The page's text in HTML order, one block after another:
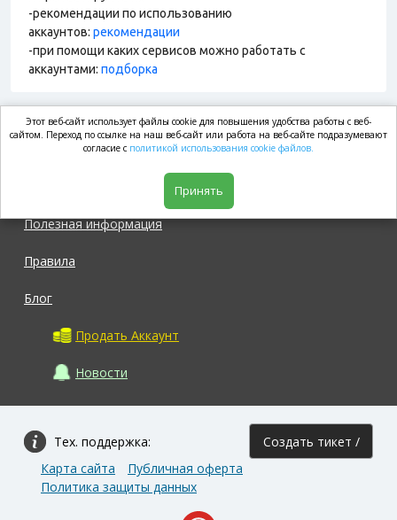
-рекомендации по использованию
аккаунтов: рекомендации
-при помощи каких сервисов можно работать с
аккаунтами: подборка
market.com
Полезная информация
Правила
Блог
Продать Аккаунт
Новости
Тех. поддержка: Создать тикет /
Карта сайта
Публичная оферта
Политика защиты данных
Этот веб-сайт использует файлы cookie для повышения удобства работы с веб-
сайтом. Переход по ссылке на наш веб-сайт или работа на веб-сайте подразумевают
согласие с политикой использования cookie файлов.
Принять